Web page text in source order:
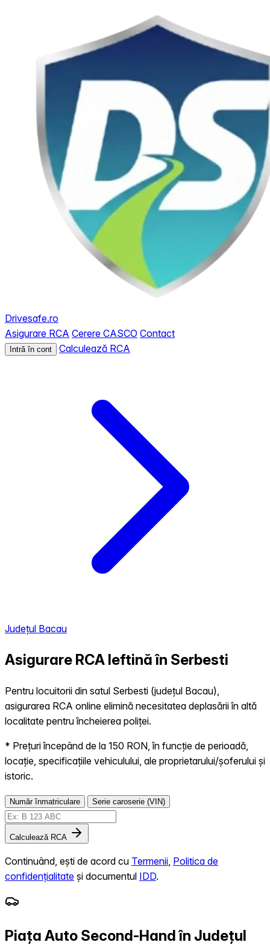
Drivesafe.ro
Asigurare RCA Cerere CASCO Contact
Intră în cont Calculează RCA
Județul Bacau
Asigurare RCA Ieftină în Serbesti
Pentru locuitorii din satul Serbesti (județul Bacau),
asigurarea RCA online elimină necesitatea deplasării în altă
localitate pentru încheierea poliței.
* Prețuri începând de la 150 RON, în funcție de perioadă,
locație, specificațiile vehiculului, ale proprietarului/șoferului și
istoric.
Număr înmatriculare Serie caroserie (VIN)
Calculează RCA
Continuând, ești de acord cu Termenii Politica de
confidențialitate și documentul IDD.
Piața Auto Second-Hand în Județul